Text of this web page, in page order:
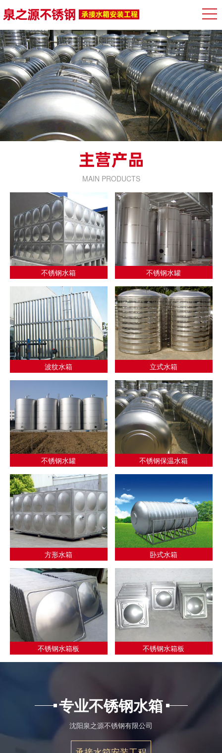
MAIN PRODUCTS
不锈钢水箱 不锈钢水罐
波纹水箱 立式水箱
不锈钢水罐 不锈钢保温水箱
方形水箱 卧式水箱
不锈钢水箱板 不锈钢水箱板
专业不锈钢水箱
沈阳泉之源不锈钢有限公司